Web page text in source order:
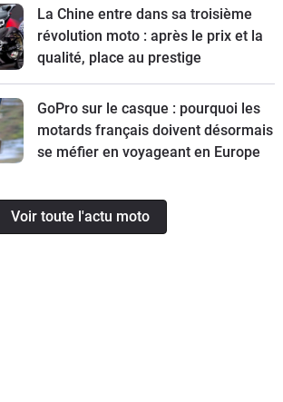
La Chine entre dans sa troisième
révolution moto : après le prix et la
qualité, place au prestige
GoPro sur le casque : pourquoi les
motards français doivent désormais
se méfier en voyageant en Europe
Voir toute l'actu moto